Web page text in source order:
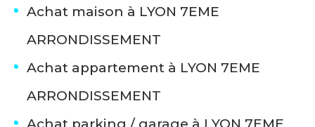
Achat maison à LYON 7EME
ARRONDISSEMENT
Achat appartement à LYON 7EME
ARRONDISSEMENT